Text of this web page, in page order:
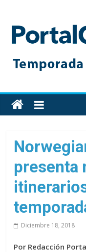
content
Toda
la
de
cruceros
en
un
solo
sitio
presenta
Diciembre 18, 2018
Por Redacción